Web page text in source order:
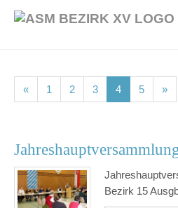
« 1 (current)
2(current)
3(current)
4(current)
5(current)
»
Bezirk 15